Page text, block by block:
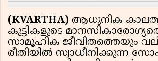
(KVARTHA) ആധുനിക
കുട്ടികളുടെ
സാമൂഹിക ജീവിതത്തെയും
രീതിയിൽ സ്വാധീനിക്കുന്ന